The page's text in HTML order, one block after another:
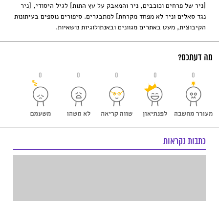
[ניר של פרחים וכוכבים, ניר והמאבק על עץ התות] לגיל היסודי, [ניר
נגד סאלים וניר לא מפחד מקרחת] למתבגרים. סיפורים נוספים בעיתונות
הקיבוצית, מעט באתרים מגוונים ובאנתולוגיות נושאיות.
מה דעתכם?
0 0 0 0 0
כתבות נקראות